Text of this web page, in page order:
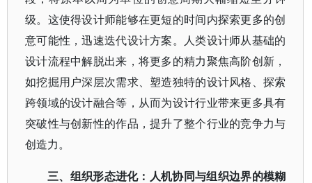
级。这使得设计师能够在更短的时间内探索更多的创
意可能性，迅速迭代设计方案。人类设计师从基础的
设计流程中解脱出来，将更多的精力聚焦高阶创新，
如挖掘用户深层次需求、塑造独特的设计风格、探索
跨领域的设计融合等，从而为设计行业带来更多具有
突破性与创新性的作品，提升了整个行业的竞争力与
创造力。
三、组织形态进化：人机协同与组织边界的模糊